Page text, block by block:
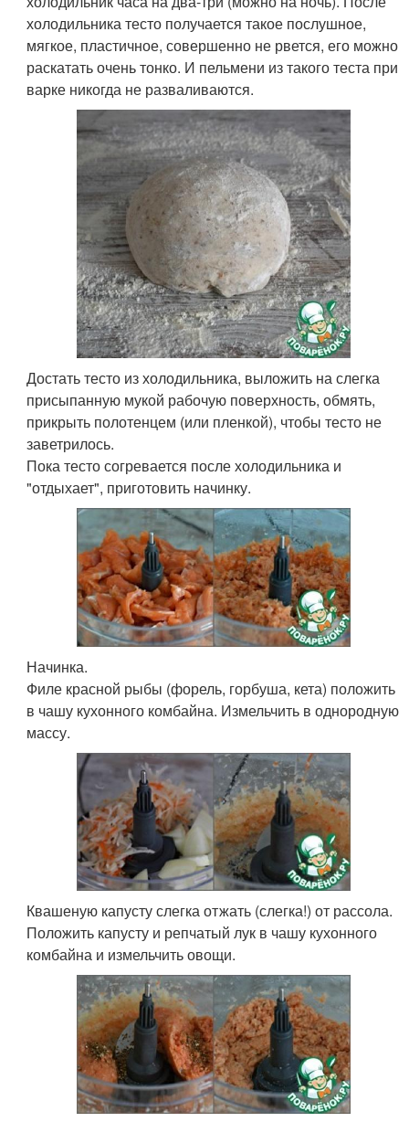
холодильника тесто получается такое послушное,
мягкое, пластичное, совершенно не рвется, его можно
раскатать очень тонко. И пельмени из такого теста при
варке никогда не разваливаются.
Достать тесто из холодильника, выложить на слегка
присыпанную мукой рабочую поверхность, обмять,
прикрыть полотенцем (или пленкой), чтобы тесто не
заветрилось.
Пока тесто согревается после холодильника и
"отдыхает", приготовить начинку.
Начинка.
Филе красной рыбы (форель, горбуша, кета) положить
в чашу кухонного комбайна. Измельчить в однородную
массу.
Квашеную капусту слегка отжать (слегка!) от рассола.
Положить капусту и репчатый лук в чашу кухонного
комбайна и измельчить овощи.